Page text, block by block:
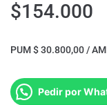
$154.000
PUM $ 30.800,00 /
Pedir por